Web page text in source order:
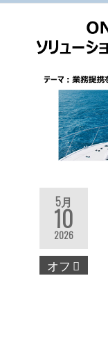
5月
10
2026
オフ